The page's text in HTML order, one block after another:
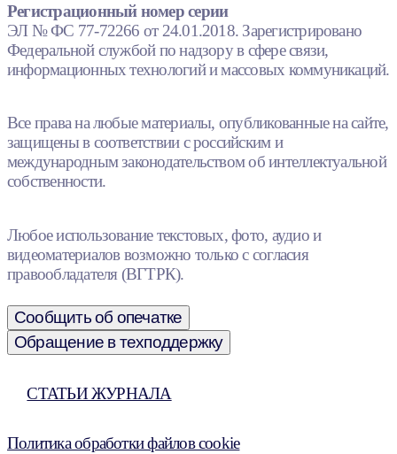
Регистрационный номер серии
ЭЛ № ФС 77-72266 от 24.01.2018. Зарегистрировано
Федеральной службой по надзору в сфере связи,
информационных технологий и массовых коммуникаций.
Все права на любые материалы, опубликованные на сайте,
защищены в соответствии с российским и
международным законодательством об интеллектуальной
собственности.
Любое использование текстовых, фото, аудио и
видеоматериалов возможно только с согласия
правообладателя (ВГТРК).
Сообщить об опечатке
Обращение в техподдержку
СТАТЬИ ЖУРНАЛА
Политика обработки файлов cookie